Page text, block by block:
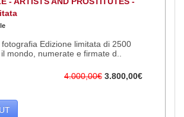
Edizione limitata di 2500
mondo, numerate e firmate d..
4.000,00€ 3.800,00€